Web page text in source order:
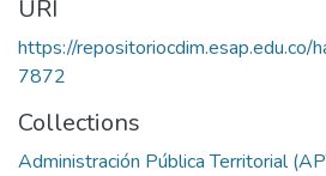
URI
https://
7872
Collections
Administración Pública Territorial